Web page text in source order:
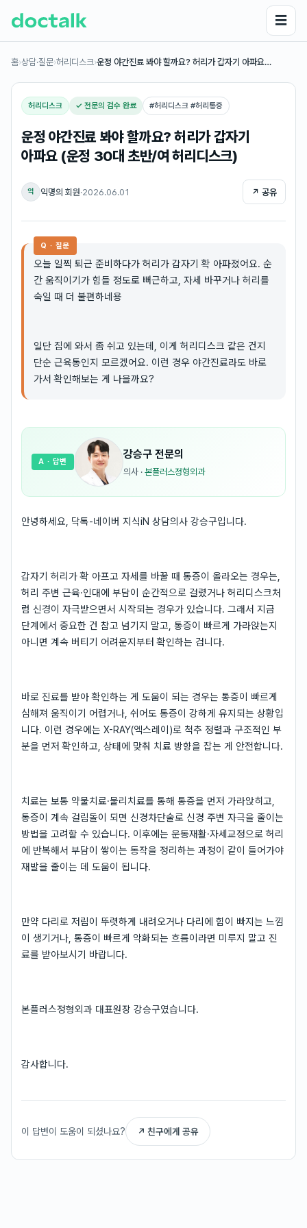
☰
홈›상담·질문›허리디스크›운정 야간진료 봐야 할까요? 허리가 갑자기 아파요…
허리디스크 ✓ 전문의 검수 완료 #허리디스크 #허리통증
운정 야간진료 봐야 할까요? 허리가 갑자기
아파요 (운정 30대 초반/여 허리디스크)
익 익명의 회원·2026.06.01 ↗ 공유
Q · 질문
오늘 일찍 퇴근 준비하다가 허리가 갑자기 확 아파졌어요. 순
간 움직이기가 힘들 정도로 뻐근하고, 자세 바꾸거나 허리를
숙일 때 더 불편하네용
일단 집에 와서 좀 쉬고 있는데, 이게 허리디스크 같은 건지
단순 근육통인지 모르겠어요. 이런 경우 야간진료라도 바로
가서 확인해보는 게 나을까요?
강승구 전문의
의사 · 본플러스정형외과
A · 답변
안녕하세요, 닥톡-네이버 지식iN 상담의사 강승구입니다.
갑자기 허리가 확 아프고 자세를 바꿀 때 통증이 올라오는 경우는,
허리 주변 근육·인대에 부담이 순간적으로 걸렸거나 허리디스크처
럼 신경이 자극받으면서 시작되는 경우가 있습니다. 그래서 지금
단계에서 중요한 건 참고 넘기지 말고, 통증이 빠르게 가라앉는지
아니면 계속 버티기 어려운지부터 확인하는 겁니다.
바로 진료를 받아 확인하는 게 도움이 되는 경우는 통증이 빠르게
심해져 움직이기 어렵거나, 쉬어도 통증이 강하게 유지되는 상황입
니다. 이런 경우에는 X-RAY(엑스레이)로 척추 정렬과 구조적인 부
분을 먼저 확인하고, 상태에 맞춰 치료 방향을 잡는 게 안전합니다.
치료는 보통 약물치료·물리치료를 통해 통증을 먼저 가라앉히고,
통증이 계속 걸림돌이 되면 신경차단술로 신경 주변 자극을 줄이는
방법을 고려할 수 있습니다. 이후에는 운동재활·자세교정으로 허리
에 반복해서 부담이 쌓이는 동작을 정리하는 과정이 같이 들어가야
재발을 줄이는 데 도움이 됩니다.
만약 다리로 저림이 뚜렷하게 내려오거나 다리에 힘이 빠지는 느낌
이 생기거나, 통증이 빠르게 악화되는 흐름이라면 미루지 말고 진
료를 받아보시기 바랍니다.
본플러스정형외과 대표원장 강승구였습니다.
감사합니다.
이 답변이 도움이 되셨나요? ↗ 친구에게 공유